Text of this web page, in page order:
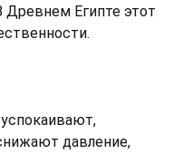
Древнем Египте этот
давление,